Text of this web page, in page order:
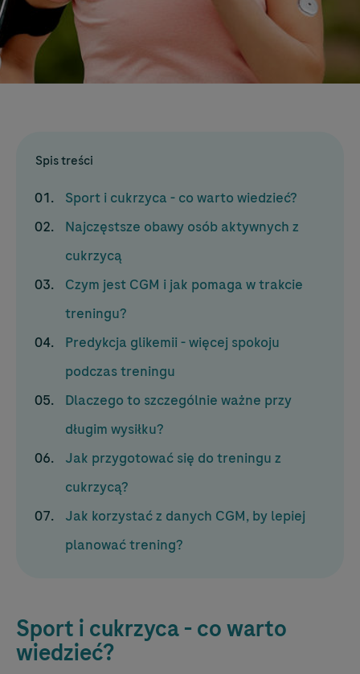
Spis treści
Sport i cukrzyca - co warto wiedzieć?
Najczęstsze obawy osób aktywnych z
cukrzycą
Czym jest CGM i jak pomaga w trakcie
treningu?
Predykcja glikemii - więcej spokoju
podczas treningu
Dlaczego to szczególnie ważne przy
długim wysiłku?
Jak przygotować się do treningu z
cukrzycą?
Jak korzystać z danych CGM, by lepiej
planować trening?
Sport i cukrzyca - co warto
wiedzieć?